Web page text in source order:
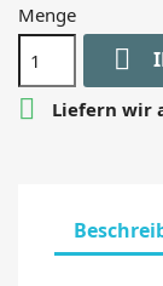
Menge

 Liefern wir